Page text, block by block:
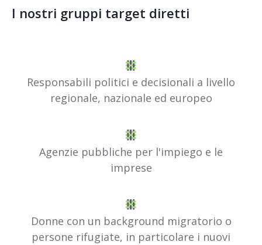
I nostri gruppi target diretti
Responsabili politici e decisionali a livello
regionale, nazionale ed europeo
Agenzie pubbliche per l'impiego e le
imprese
Donne con un background migratorio o
persone rifugiate, in particolare i nuovi